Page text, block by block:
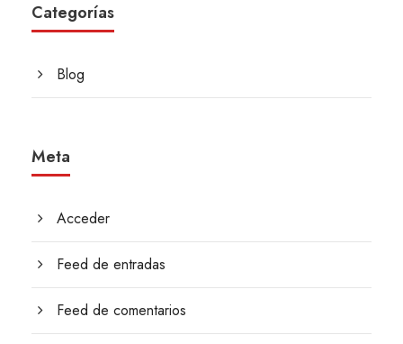
Categorías
Blog
Meta
Acceder
Feed de entradas
Feed de comentarios